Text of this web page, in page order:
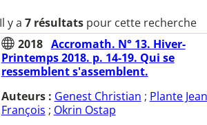
Il y a 7 résultats pour cette recherche
2018 Accromath. N° 13. Hiver-
Printemps 2018. p. 14-19. Qui se
ressemblent s'assemblent.
Auteurs : Genest Christian ; Plante
François ; Okrin Ostap